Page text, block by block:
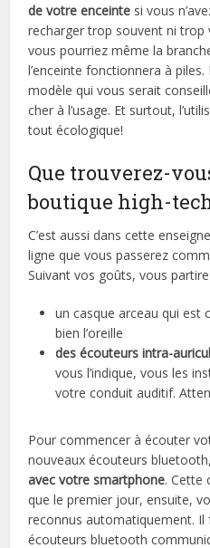
de votre enceinte si vous
recharger trop souvent ni trop
vous pourriez même la
l’enceinte fonctionnera à
modèle qui vous serait
cher à l’usage. Et surtout,
tout écologique!
Que trouverez-
boutique high-
C’est aussi dans cette
ligne que vous passerez
Suivant vos goûts, vous
un casque arceau qui est
bien l’oreille
des écouteurs intra-
vous l’indique, vous les
votre conduit auditif.
Pour commencer à écouter
nouveaux écouteurs
avec votre smartphone. Cette
que le premier jour, ensuite,
reconnus automatiquement. Il
écouteurs bluetooth